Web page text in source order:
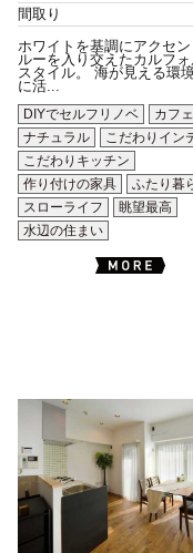
間取り
ホワイトを基調にアクセン
ルーを入り交えたカルフ
スタイル。 海が見える環
に活...
DIYでセルフリノベ
カフ
ナチュラル
こだわりイン
こだわりキッチン
作り付けの家具
ふたり暮
スローライフ
眺望最高
水辺の住まい